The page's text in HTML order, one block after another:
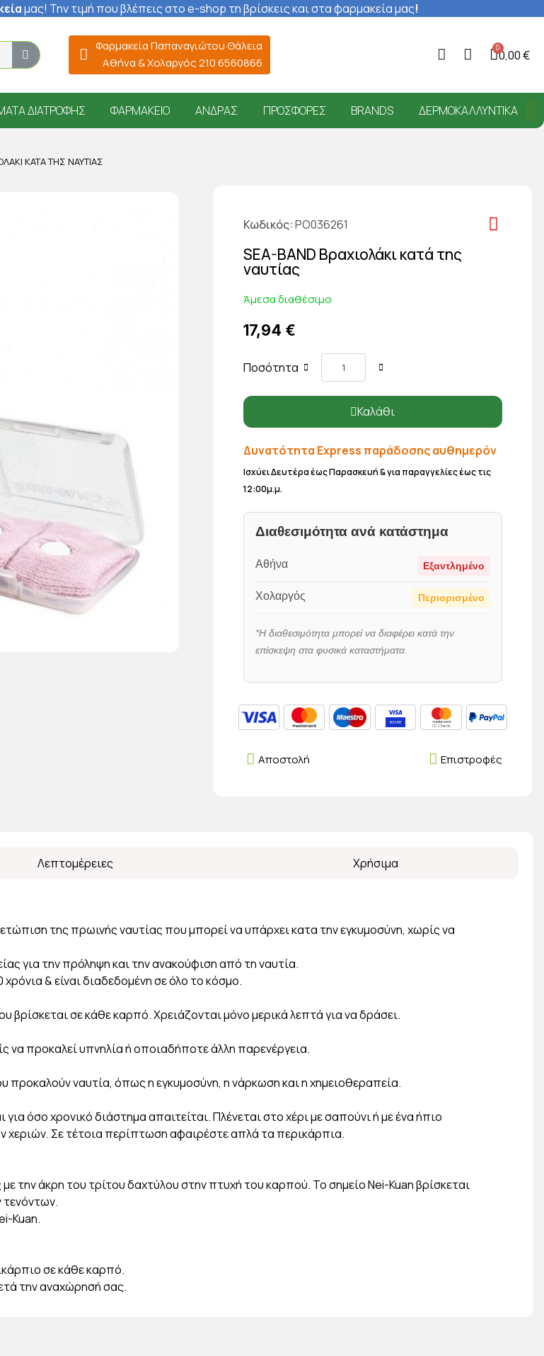
μας! Την τιμή που βλέπεις στο e-shop τη βρίσκεις και στα φαρμακεία μας!
Φαρμακεία Παπαναγιώτου Θάλεια
Αθήνα & Χολαργός 210 6560866
0,00 €
ΔΙΑΤΡΟΦΉΣ ΦΑΡΜΑΚΕΊΟ ΆΝΔΡΑΣ ΠΡΟΣΦΟΡΈΣ BRANDS ΔΕΡΜΟΚΑΛΛΥΝΤΙΚΆ
ΚΑΤΆ ΤΗΣ ΝΑΥΤΊΑΣ
Κωδικός PO036261
SEA-BAND Βραχιολάκι κατά της
ναυτίας
Άμεσα διαθέσιμο
17,94 €
Ποσότητα
Καλάθι
Δυνατότητα Express παράδοσης αυθημερόν
Ισχύει Δευτέρα έως Παρασκευή & για παραγγελίες έως τις
12:00μ.μ.
Διαθεσιμότητα ανά κατάστημα
Αθήνα Εξαντλημένο
Χολαργός Περιορισμένο
*Η διαθεσιμότητα μπορεί να διαφέρει κατά την
επίσκεψη στα φυσικά καταστήματα.
Επιστροφές
Αποστολή
Λεπτομέρειες Χρήσιμα
της πρωινής ναυτίας που μπορεί να υπάρχει κατα την εγκυμοσύνη, χωρίς να
για την πρόληψη και την ανακούφιση από τη ναυτία.
& είναι διαδεδομένη σε όλο το κόσμο.
σε κάθε καρπό. Χρειάζονται μόνο μερικά λεπτά για να δράσει.
να προκαλεί υπνηλία ή οποιαδήποτε άλλη παρενέργεια.
προκαλούν ναυτία, όπως η εγκυμοσύνη, η νάρκωση και η χημειοθεραπεία.
όσο χρονικό διάστημα απαιτείται. Πλένεται στο χέρι με σαπούνι ή με ένα ήπιο
Σε τέτοια περίπτωση αφαιρέστε απλά τα περικάρπια.
την άκρη του τρίτου δαχτύλου στην πτυχή του καρπού. Το σημείο Nei-Kuan βρίσκεται
τενόντων.
Kuan.
σε κάθε καρπό.
την αναχώρησή σας.